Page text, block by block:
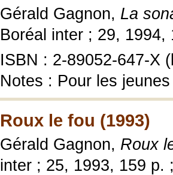
Gérald Gagnon, La
Boréal inter ; 29, 1994,
ISBN : 2-89052-647-X
Notes : Pour les jeunes
Roux le fou (1993)
Gérald Gagnon, Roux
inter ; 25, 1993, 159 p.